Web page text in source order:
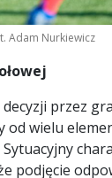
Adam Nurkiewicz
przez
od wielu
Sytuacyjny
podjęcie